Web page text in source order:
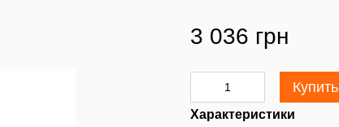
3 036 грн
Купить
Характеристики